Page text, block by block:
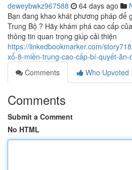
deweybwkz967588 64 days ago
Bạn đang khao khát phương pháp để
Trung Bộ ? Hãy khám phá cao cấp
thông tin quan trọng giúp cải thiện
https://linkedbookmarker.com/
xổ-8-miền-trung-cao-cấp-bí-quyết-ăn-
Comments
Who Upvoted
Comments
Submit a Comment
No HTML